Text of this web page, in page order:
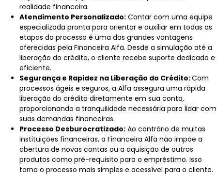
realidade financeira.
Atendimento Personalizado: Contar com uma equipe
especializada pronta para orientar e auxiliar em todas as
etapas do processo é uma das grandes vantagens
oferecidas pela Financeira Alfa. Desde a simulação até a
liberação do crédito, o cliente recebe suporte dedicado e
eficiente.
Segurança e Rapidez na Liberação do Crédito:Com
processos ágeis e seguros, a Alfa assegura uma rápida
liberação do crédito diretamente em sua conta,
proporcionando a tranquilidade necessária para lidar com
suas demandas financeiras.
Processo Desburocratizado: Ao contrário de muitas
instituições financeiras, a Financeira Alfa não impõe a
abertura de novas contas ou a aquisição de outros
produtos como pré-requisito para o empréstimo. Isso
torna o processo mais simples e acessível para o cliente.